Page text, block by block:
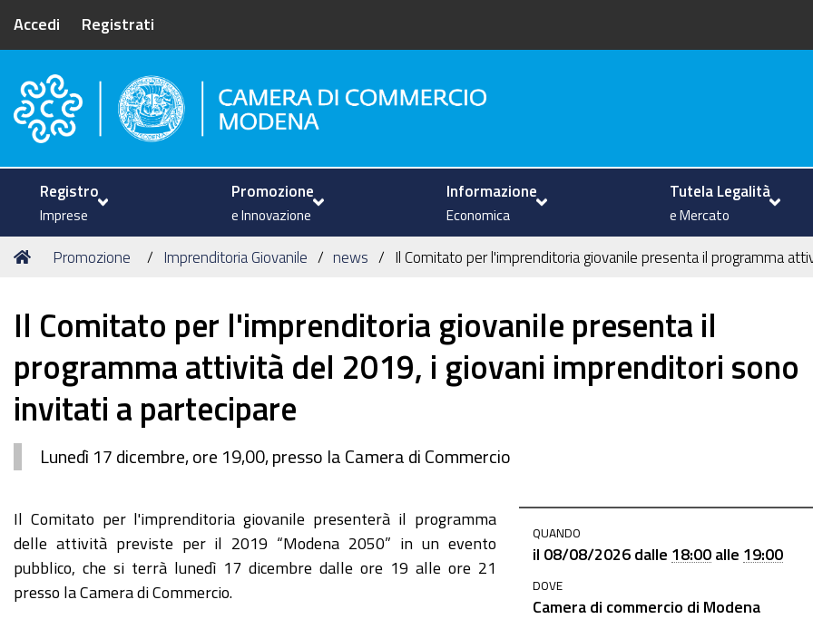
Accedi Registrati
Camera di Commercio di Modena
Registro
Imprese
Promozione
e Innovazione
Informazione
Economica
Tutela Legalità
e Mercato
Tu
Home
Promozione Imprenditoria Giovanile news Il Comitato per l'imprenditoria giovanile presenta il programma
Il Comitato per l'imprenditoria giovanile presenta il
programma attività del 2019, i giovani imprenditori sono
invitati a partecipare
Lunedì 17 dicembre, ore 19,00, presso la Camera di Commercio
https://www.mo.camcom.it/promozione/imprenditoria-
giovanile/news/il-
comitato-
per-
QUANDO
il 08/08/2026dalle 18:00alle 19:00
DOVE
Camera di commercio di Modena
Il Comitato per l'imprenditoria giovanile presenterà il programma
delle attività previste per il 2019 “Modena 2050” in un evento
pubblico, che si terrà lunedì 17 dicembre dalle ore 19 alle ore 21
presso la Camera di Commercio.